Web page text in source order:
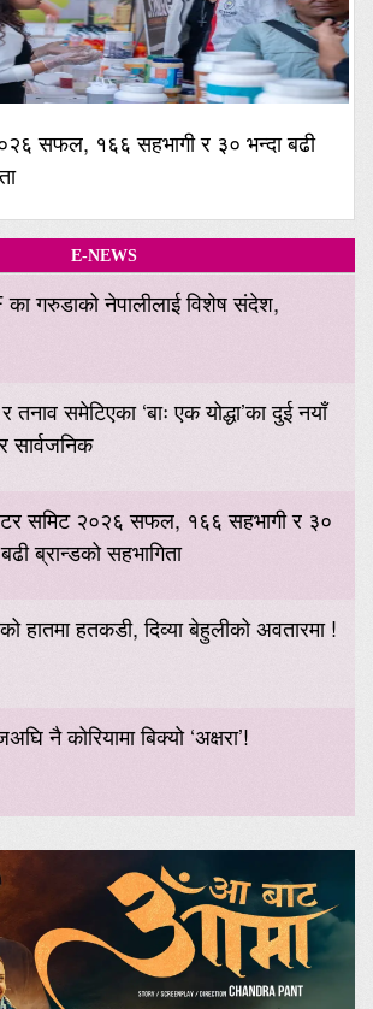
सफल, १६६ सहभागी र ३० भन्दा बढी
E-NEWS
का गरुडाको नेपालीलाई विशेष संदेश,
तनाव समेटिएका ‘बाः एक योद्धा’का दुई नयाँ
सार्वजनिक
समिट २०२६ सफल, १६६ सहभागी र ३०
ब्रान्डको सहभागिता
हातमा हतकडी, दिव्या बेहुलीको अवतारमा !
नै कोरियामा बिक्यो ‘अक्षरा’!